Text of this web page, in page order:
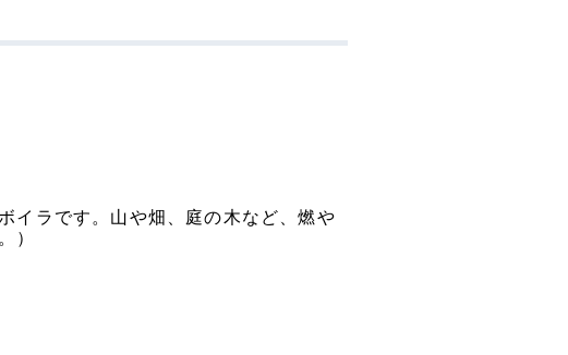
イラです。山や畑、庭の木など、燃や
）